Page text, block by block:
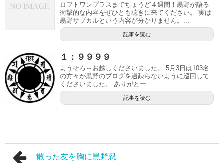
ロフトワンプラスまでちょうど４週間！黒野が語る
衝撃的な内容をぜひとも聴きに来てください。 実は
黒野サブカルという内容が分かりません。...
記事を読む
１：９９９９
ようそろ～お越しくださいました。 5月3日は103名
の方々が黒野のブログを過疎らないように巡回して
くださいました。 ありがとー...
記事を読む
散った友を胸に黒野忍